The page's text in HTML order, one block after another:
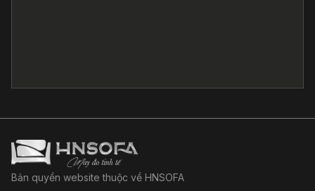
Bản quyền website thuộc về HNSOFA